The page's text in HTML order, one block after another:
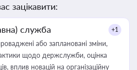
зацікавити:
служба +1
або заплановані зміни,
щодо держслужби, оцінка
вплив новацій на організаційну